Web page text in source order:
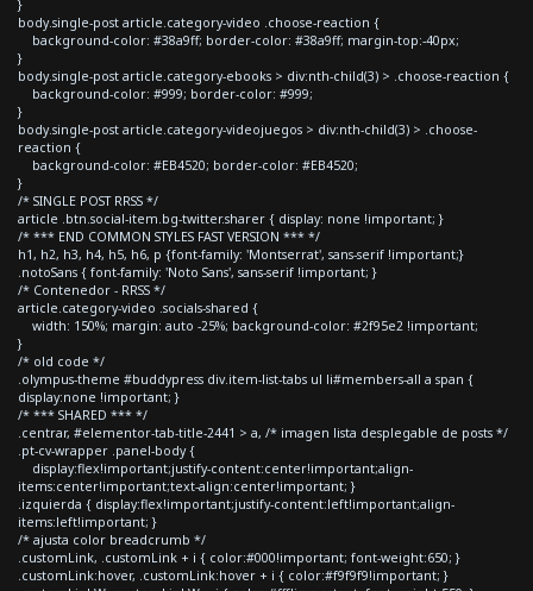
}
body.single-post article.category-video .choose-reaction {
background-color: #38a9ff; border-color: #38a9ff; margin-top:-40px;
}
body.single-post article.category-ebooks > div:nth-child(3) > .choose-reaction {
background-color: #999; border-color: #999;
}
body.single-post article.category-videojuegos > div:nth-child(3) > .choose-
reaction {
background-color: #EB4520; border-color: #EB4520;
}
/* SINGLE POST RRSS */
article .btn.social-item.bg-twitter.sharer { display: none !important; }
/* *** END COMMON STYLES FAST VERSION *** */
h1, h2, h3, h4, h5, h6, p {font-family: 'Montserrat', sans-serif !important;}
.notoSans { font-family: 'Noto Sans', sans-serif !important; }
/* Contenedor - RRSS */
article.category-video .socials-shared {
width: 150%; margin: auto -25%; background-color: #2f95e2 !important;
}
/* old code */
.olympus-theme #buddypress div.item-list-tabs ul li#members-all a span {
display:none !important; }
/* *** SHARED *** */
.centrar, #elementor-tab-title-2441 > a, /* imagen lista desplegable de posts */
.pt-cv-wrapper .panel-body {
display:flex!important;justify-content:center!important;align-
items:center!important;text-align:center!important; }
.izquierda { display:flex!important;justify-content:left!important;align-
items:left!important; }
/* ajusta color breadcrumb */
.customLink, .customLink + i { color:#000!important; font-weight:650; }
.customLink:hover, .customLink:hover + i { color:#f9f9f9!important; }